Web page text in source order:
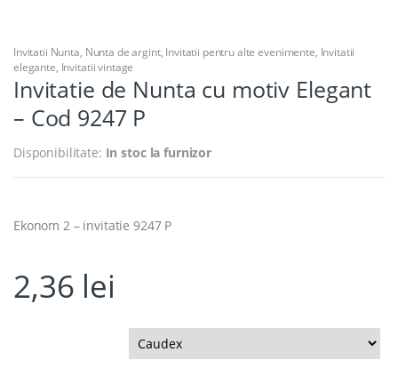
Invitatii Nunta, Nunta de argint, Invitatii pentru alte evenimente, Invitatii
elegante, Invitatii vintage
Invitatie de Nunta cu motiv Elegant
– Cod 9247 P
Disponibilitate: In stoc la furnizor
Ekonom 2 – invitatie 9247 P
2,36 lei